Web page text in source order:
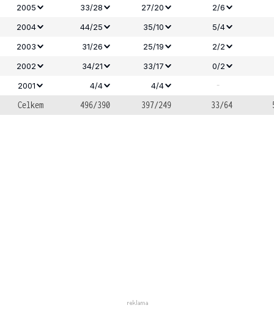
2005
33/28 27/20
2/6
2004
44/25 35/10 5/4
2003
31/26 25/19 2/2
2002
34/21 33/17
0/2
2001
4/4 4/4
-
Celkem
496/390 397/249 33/64